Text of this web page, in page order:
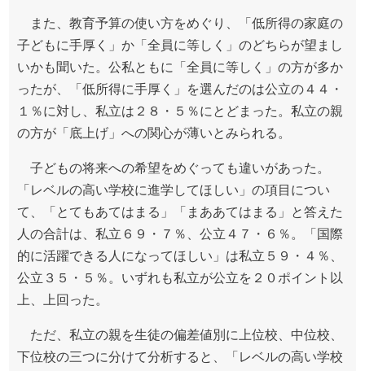
また、教育予算の使い方をめぐり、「低所得の家庭の
子どもに手厚く」か「全員に等しく」のどちらが望まし
いかも聞いた。公私ともに「全員に等しく」の方が多か
ったが、「低所得に手厚く」を選んだのは公立の４４・
１％に対し、私立は２８・５％にとどまった。私立の親
の方が「底上げ」への関心が薄いとみられる。
子どもの将来への希望をめぐっても違いがあった。
「レベルの高い学校に進学してほしい」の項目につい
て、「とてもあてはまる」「まああてはまる」と答えた
人の合計は、私立６９・７％、公立４７・６％。「国際
的に活躍できる人になってほしい」は私立５９・４％、
公立３５・５％。いずれも私立が公立を２０ポイント以
上、上回った。
ただ、私立の親を生徒の偏差値別に上位校、中位校、
下位校の三つに分けて分析すると、「レベルの高い学校